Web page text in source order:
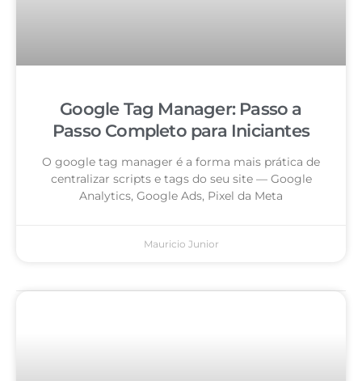
Google Tag Manager: Passo a
Passo Completo para Iniciantes
O google tag manager é a forma mais prática de
centralizar scripts e tags do seu site — Google
Analytics, Google Ads, Pixel da Meta
Mauricio Junior